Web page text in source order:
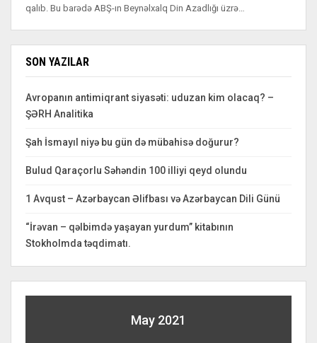
qalıb. Bu barədə ABŞ-ın Beynəlxalq Din Azadlığı üzrə…
SON YAZILAR
Avropanın antimiqrant siyasəti: uduzan kim olacaq? –
ŞƏRH Analitika
Şah İsmayıl niyə bu gün də mübahisə doğurur?
Bulud Qaraçorlu Səhəndin 100 illiyi qeyd olundu
1 Avqust – Azərbaycan Əlifbası və Azərbaycan Dili Günü
“İrəvan – qəlbimdə yaşayan yurdum” kitabının
Stokholmda təqdimatı.
May 2021